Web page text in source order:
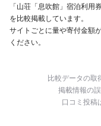
「山荘「息吹館」宿泊利用
を比較掲載しています。
サイトごとに量や寄付金額
ください。
比較データの取
掲載情報の
口コミ投稿